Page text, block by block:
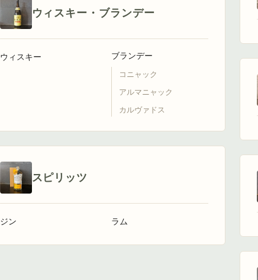
ウィスキー・ブランデー
ウィスキー ブランデー
コニャック
アルマニャック
カルヴァドス
スピリッツ
ジン ラム